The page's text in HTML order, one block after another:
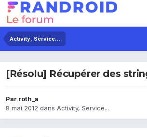
Activity, Service...
[Résolu] Récupérer des
Par roth_a
8 mai 2012 dans Activity, Service...